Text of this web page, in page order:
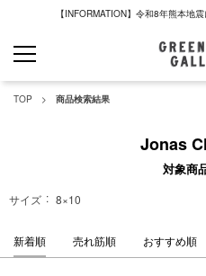
【INFORMATION】令和8年熊本地
TOP 商品検索結果
Jonas
対象商
サイズ 8×10
新着順 売れ筋順 おすすめ順